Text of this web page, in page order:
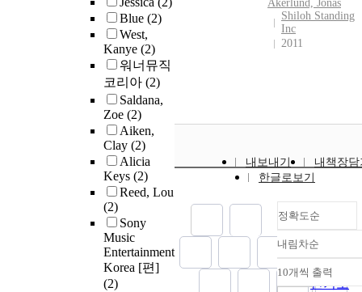
Blue (2)
West,
Kanye (2)
워너뮤직
코리아 (2)
Saldana,
Zoe (2)
Aiken,
Clay (2)
Alicia
Keys (2)
Reed, Lou
(2)
Sony
Music
Entertainment
Korea [편]
(2)
Akerlund, Jonas
Shiloh Standing
Inc
2011
내보내기
내책장담
한글로보기
정확도순
정확도
순
인기도
내림차순
내림차순
10개씩 출력